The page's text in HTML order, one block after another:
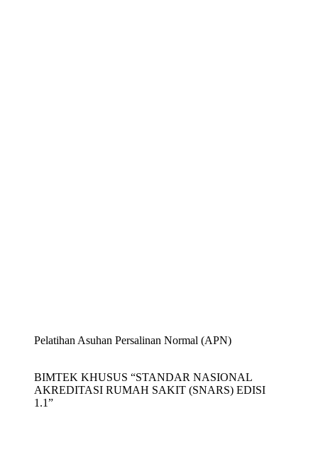
Pelatihan Asuhan Persalinan Normal (APN)
BIMTEK KHUSUS “STANDAR NASIONAL
AKREDITASI RUMAH SAKIT (SNARS) EDISI
1.1”